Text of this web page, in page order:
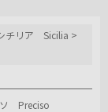
チリア Sicilia >
ソ Preciso